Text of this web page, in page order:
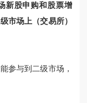
新股申购和股票增
市场上（交易所）
参与到二级市场，